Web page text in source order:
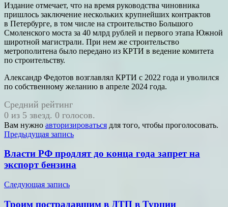
Издание отмечает, что на время руководства чиновника
пришлось заключение нескольких крупнейших контрактов
в Петербурге, в том числе на строительство Большого
Смоленского моста за 40 млрд рублей и первого этапа Южной
широтной магистрали. При нем же строительство
метрополитена было передано из КРТИ в ведение комитета
по строительству.
Александр Федотов возглавлял КРТИ с 2022 года и уволился
по собственному желанию в апреле 2024 года.
Средний рейтинг
0 из 5 звезд. 0 голосов.
Вам нужно авторизироваться для того, чтобы проголосовать.
Навигация
по
записям
Предыдущая запись
Власти РФ продлят до конца года запрет на
экспорт бензина
Следующая запись
Троим пострадавшим в ДТП в Турции